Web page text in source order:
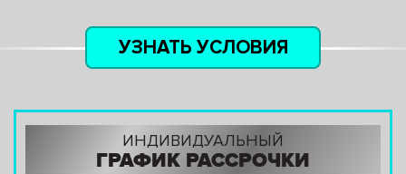
УЗНАТЬ УСЛОВИЯ
ИНДИВИДУАЛЬНЫЙ
ГРАФИК РАССРОЧКИ